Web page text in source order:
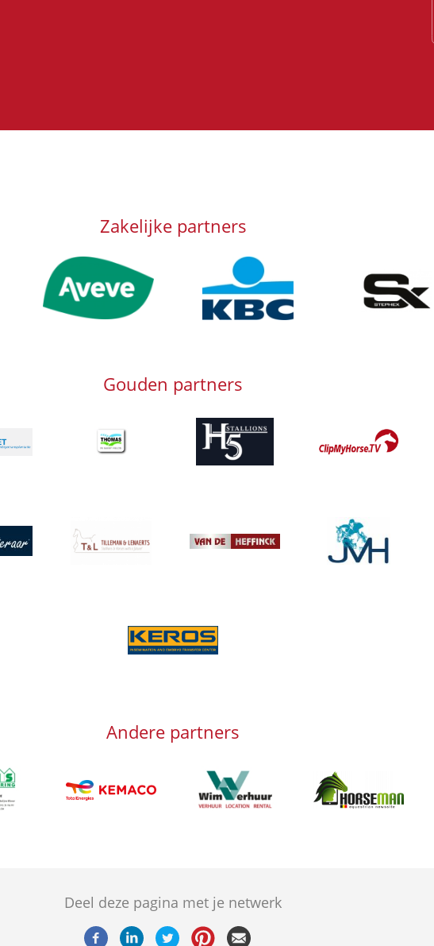
Zakelijke partners
Afbeelding Afbeelding
Gouden partners
Afbeelding
Afbeelding
Afbeelding
Afbeelding
Afbeelding
Andere partners
Afbeelding
Afbeelding Afbeelding
Deel deze pagina met je netwerk